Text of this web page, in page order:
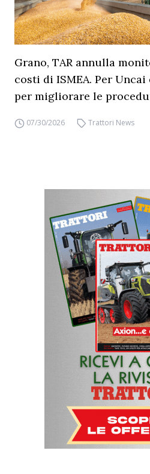
Grano, TAR annulla
costi di ISMEA. Per Uncai
per migliorare le
07/30/2026 Trattori News